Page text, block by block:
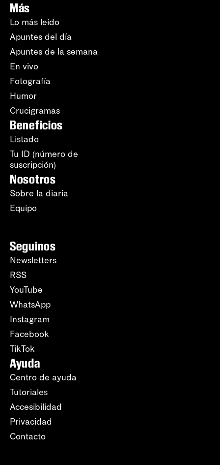
Más
Lo más leído
Apuntes del día
Apuntes de la semana
En vivo
Fotografía
Humor
Crucigramas
Beneficios
Listado
Tu ID (número de
suscripción)
Nosotros
Sobre la diaria
Equipo
Seguinos
Newsletters
RSS
YouTube
WhatsApp
Instagram
Facebook
TikTok
Ayuda
Centro de ayuda
Tutoriales
Accesibilidad
Privacidad
Contacto